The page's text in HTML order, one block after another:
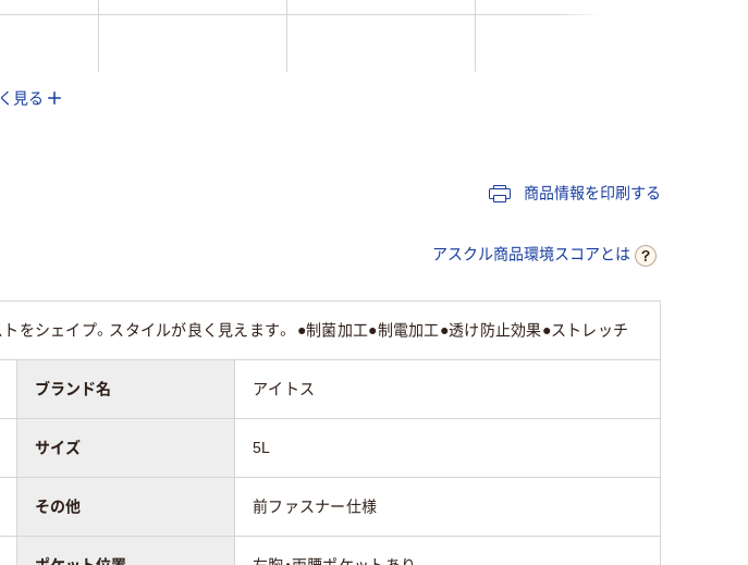
見る
商品情報を印刷する
アスクル商品環境スコアとは
をシェイプ。スタイルが良く見えます。 ●制菌加工●制電加工●透け防止効果●ストレッチ
ブランド名 アイトス
サイズ 5L
その他 前ファスナー仕様